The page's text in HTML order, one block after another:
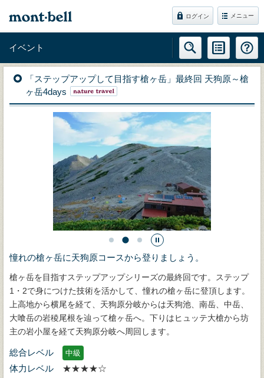
ログイン メニュー
イベント
「ステップアップして目指す槍ヶ岳」最終回 天狗原～槍
ヶ岳4days
憧れの槍ヶ岳に天狗原コースから登りましょう。
槍ヶ岳を目指すステップアップシリーズの最終回です。ステップ
1・2で身につけた技術を活かして、憧れの槍ヶ岳に登頂します。
上高地から横尾を経て、天狗原分岐からは天狗池、南岳、中岳、
大喰岳の岩稜尾根を辿って槍ヶ岳へ。下りはヒュッテ大槍から坊
主の岩小屋を経て天狗原分岐へ周回します。
総合レベル 中級
体力レベル
★★★★☆